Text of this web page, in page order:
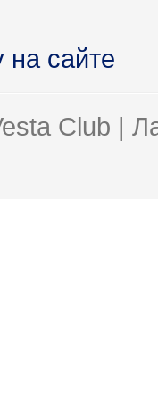
на сайте
Club |